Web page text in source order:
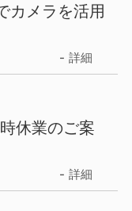
カメラを活用
詳細
休業のご案
詳細